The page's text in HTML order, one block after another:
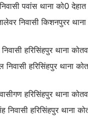
पवांस थाना को0 देहात
निवासी किशनपुरर
हरिसिंहपुर थाना
निवासी हरिसिंहपुर थाना
हरिसिंहपुर थाना
निवासी हरिसिंहपुर थाना